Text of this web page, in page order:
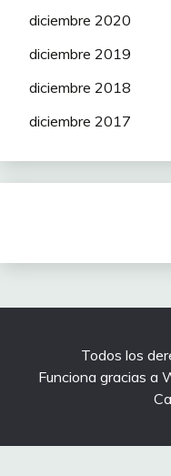
diciembre 2020
diciembre 2019
diciembre 2018
diciembre 2017
Todos los
Funciona gracias a